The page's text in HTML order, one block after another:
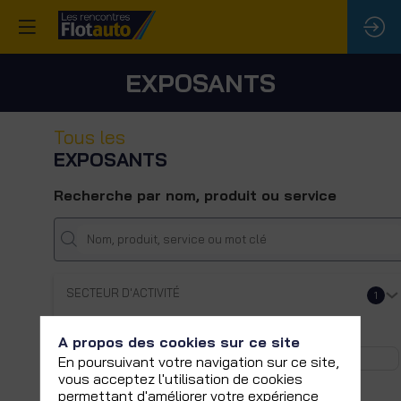
EXPOSANTS
Tous les
EXPOSANTS
Recherche par nom, produit ou service
SECTEUR D'ACTIVITÉ 1
A propos des cookies sur ce site
En poursuivant votre navigation sur ce site,
vous acceptez l'utilisation de cookies
permettant d'améliorer votre expérience